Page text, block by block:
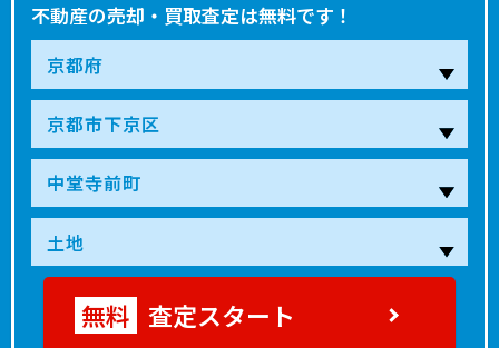
不動産の売却・買取査定は無料です！
査定スタート